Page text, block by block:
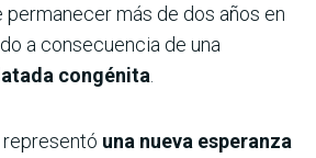
permanecer más de dos años en
a consecuencia de una
congénita
una nueva esperanza